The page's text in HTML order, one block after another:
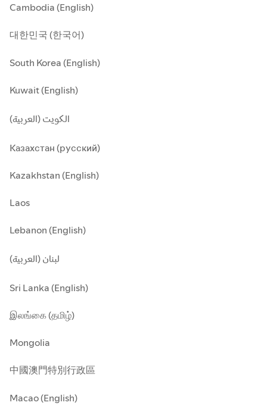
Cambodia (English)
대한민국 (한국어)
South Korea (English)
Kuwait (English)
الكويت (العربية)
Казахстан (русский)
Kazakhstan (English)
Laos
Lebanon (English)
لبنان (العربية)
Sri Lanka (English)
இலங்கை (தமிழ்)
Mongolia
中國澳門特別行政區
Macao (English)